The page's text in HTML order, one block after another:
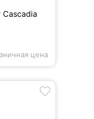
Cascadia
цена